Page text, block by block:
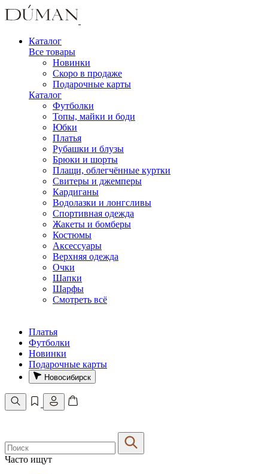
Каталог
Все товары
Новинки
Скоро в продаже
Подарочные карты
Каталог
Футболки
Топы, майки и боди
Юбки
Платья
Рубашки и блузы
Брюки и шорты
Плащи, облегчённые куртки
Свитеры и джемперы
Кардиганы
Водолазки и лонгсливы
Спортивная одежда
Жакеты и бомберы
Костюмы
Аксессуары
Верхняя одежда
Очки
Шапки
Шарфы
Смотреть всё
Платья
Футболки
Новинки
Подарочные карты
Новосибирск
Часто ищут